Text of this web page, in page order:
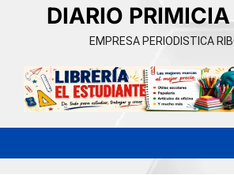
DIARIO
EMPRESA PERIODISTICA